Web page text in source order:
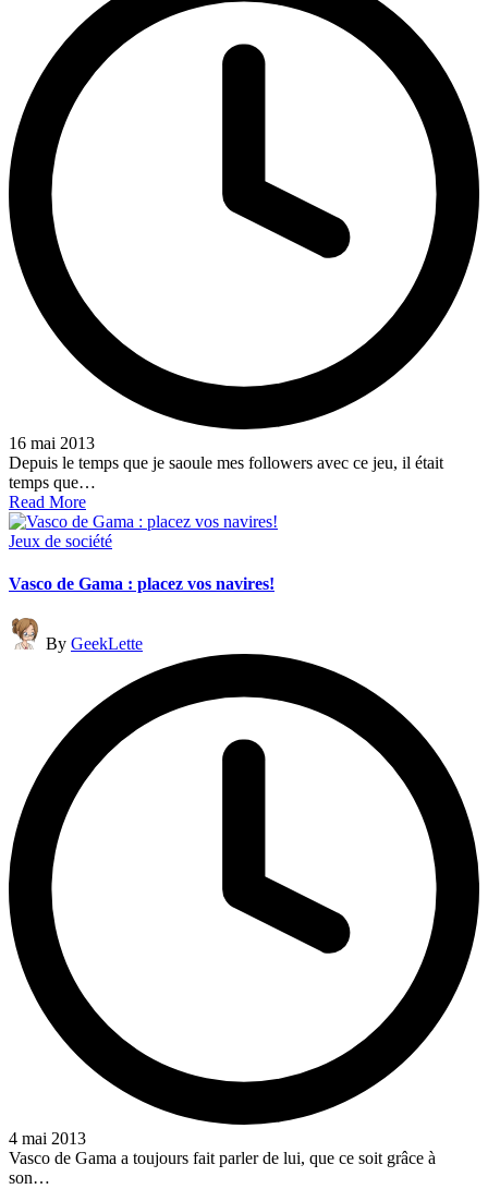
16 mai 2013
Depuis le temps que je saoule mes followers avec ce jeu, il était
temps que…
Read More
Posted
Jeux de société
Vasco de Gama : placez vos navires!
Posted
by
By GeekLette
4 mai 2013
Vasco de Gama a toujours fait parler de lui, que ce soit grâce à
son…